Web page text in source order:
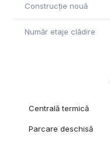
Construcție nouă
Număr etaje clădire
Centrală termică
Parcare deschisă